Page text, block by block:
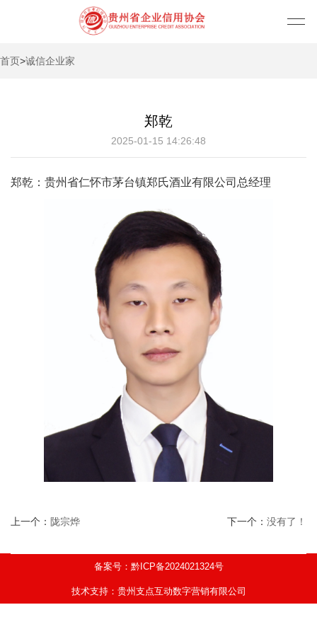
首页>诚信企业家
郑乾
2025-01-15 14:26:48
郑乾：贵州省仁怀市茅台镇郑氏酒业有限公司总经理
上一个： 陇宗烨 下一个： 没有了！
备案号：黔ICP备2024021324号
技术支持：贵州支点互动数字营销有限公司